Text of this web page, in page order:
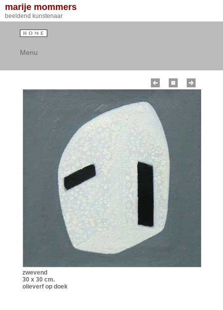
marije mommers
beeldend kunstenaar
Menu
zwevend
30 x 30 cm.
olieverf op doek